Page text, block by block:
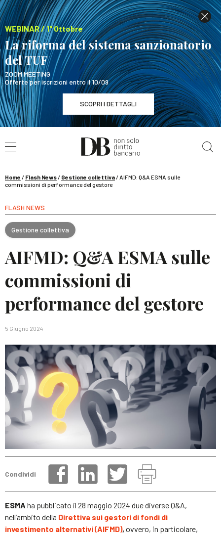
WEBINAR / 1° Ottobre
La riforma del sistema sanzionatorio
del TUF
ZOOM MEETING
Offerte per iscrizioni entro il 10/09
SCOPRI I DETTAGLI
WEBINAR / 1° Ottobre
La riforma del sistema sanzionatorio del TUF
Home / Flash News/ Gestione collettiva/AIFMD: Q&A ESMA sulle
commissioni di performance del gestore
FLASH NEWS
Gestione collettiva
AIFMD: Q&A ESMA sulle
commissioni di
performance del gestore
5 Giugno 2024
Condividi
ESMA ha pubblicato il 28 maggio 2024 due diverse Q&A,
nell’ambito della Direttiva sui gestori di fondi di
investimento alternativi (AIFMD), ovvero, in particolare,